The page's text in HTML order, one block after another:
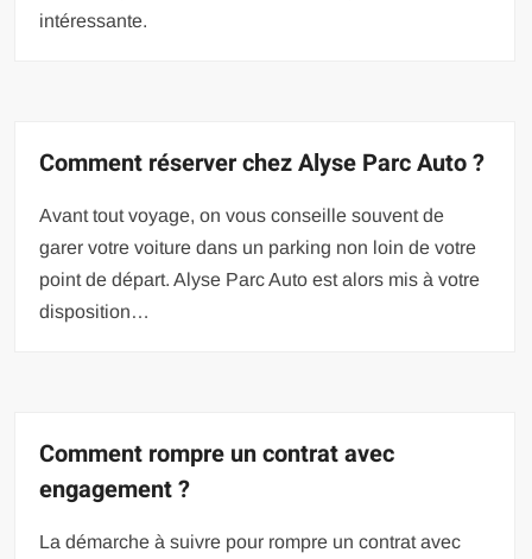
intéressante.
Comment réserver chez Alyse Parc Auto ?
Avant tout voyage, on vous conseille souvent de
garer votre voiture dans un parking non loin de votre
point de départ. Alyse Parc Auto est alors mis à votre
disposition…
Comment rompre un contrat avec
engagement ?
La démarche à suivre pour rompre un contrat avec